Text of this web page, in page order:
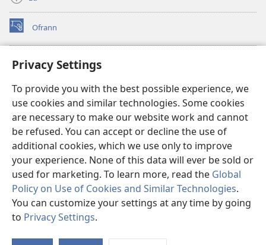
Privacy Settings
To provide you with the best possible experience, we
use cookies and similar technologies. Some cookies
are necessary to make our website work and cannot
be refused. You can accept or decline the use of
additional cookies, which we use only to improve
your experience. None of this data will ever be sold or
used for marketing. To learn more, read the Global
Policy on Use of Cookies and Similar Technologies.
You can customize your settings at any time by going
to Privacy Settings.
Ofrann
(opens
new
Bibliyotèk sou Entènèt
(opens
window)JW Hub
(opens
new
window)JW Library
Watchtower Library
Copyright© 2026 Watch Tower Bible and Tract Society of Pennsylvania.
RÈG POU W KA ITILIZE L|
PARAMÈT KONFIDANSYALITE